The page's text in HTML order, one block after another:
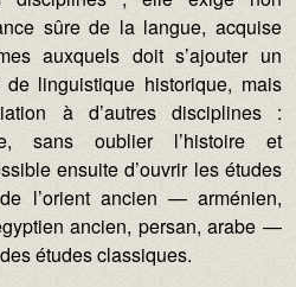
sûre de la langue, acquise
auxquels doit s’ajouter un
linguistique historique, mais
à d’autres disciplines :
sans oublier l’histoire et
ensuite d’ouvrir les études
l’orient ancien — arménien,
ancien, persan, arabe —
études classiques.